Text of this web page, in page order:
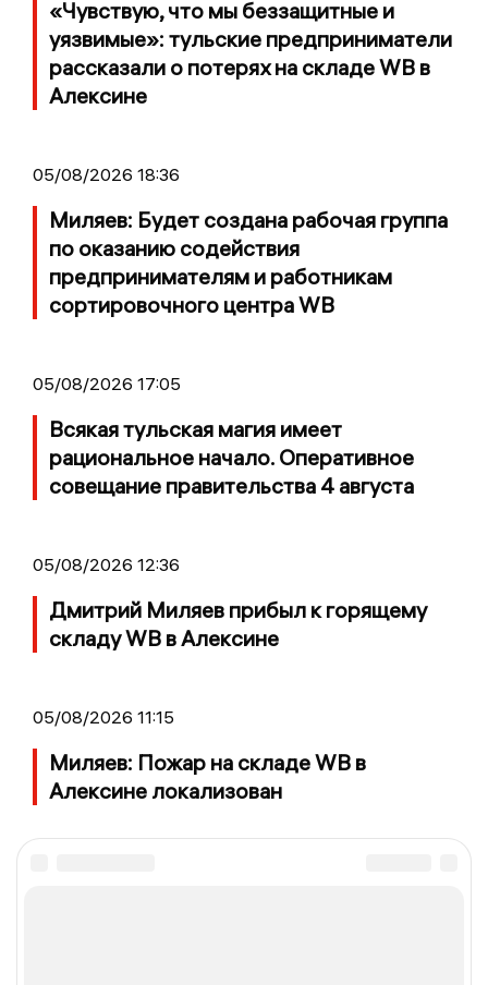
«Чувствую, что мы беззащитные и
уязвимые»: тульские предприниматели
рассказали о потерях на складе WB в
Алексине
05/08/2026 18:36
Миляев: Будет создана рабочая группа
по оказанию содействия
предпринимателям и работникам
сортировочного центра WB
05/08/2026 17:05
Всякая тульская магия имеет
рациональное начало. Оперативное
совещание правительства 4 августа
05/08/2026 12:36
Дмитрий Миляев прибыл к горящему
складу WB в Алексине
05/08/2026 11:15
Миляев: Пожар на складе WB в
Алексине локализован